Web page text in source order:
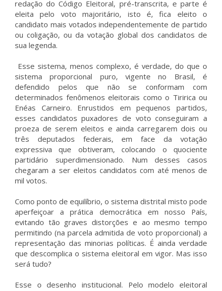
redação do Código Eleitoral, pré-transcrita, e parte é
eleita pelo voto majoritário, isto é, fica eleito o
candidato mais votados independentemente de partido
ou coligação, ou da votação global dos candidatos de
sua legenda.
Esse sistema, menos complexo, é verdade, do que o
sistema proporcional puro, vigente no Brasil, é
defendido pelos que não se conformam com
determinados fenômenos eleitorais como o Tiririca ou
Enéas Carneiro. Enrustidos em pequenos partidos,
esses candidatos puxadores de voto conseguiram a
proeza de serem eleitos e ainda carregarem dois ou
três deputados federais, em face da votação
expressiva que obtiveram, colocando o quociente
partidário superdimensionado. Num desses casos
chegaram a ser eleitos candidatos com até menos de
mil votos.
Como ponto de equilíbrio, o sistema distrital misto pode
aperfeiçoar a prática democrática em nosso País,
evitando tão graves distorções e ao mesmo tempo
permitindo (na parcela admitida de voto proporcional) a
representação das minorias políticas. É ainda verdade
que descomplica o sistema eleitoral em vigor. Mas isso
será tudo?
Esse o desenho institucional. Pelo modelo eleitoral